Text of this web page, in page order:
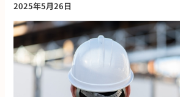
2025年5月26日